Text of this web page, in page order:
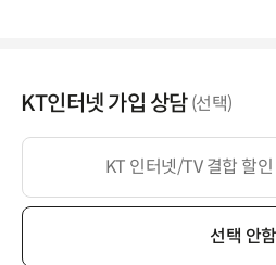
KT인터넷 가입 상담 (선택)
KT 인터넷/TV 결합 할
선택 안함